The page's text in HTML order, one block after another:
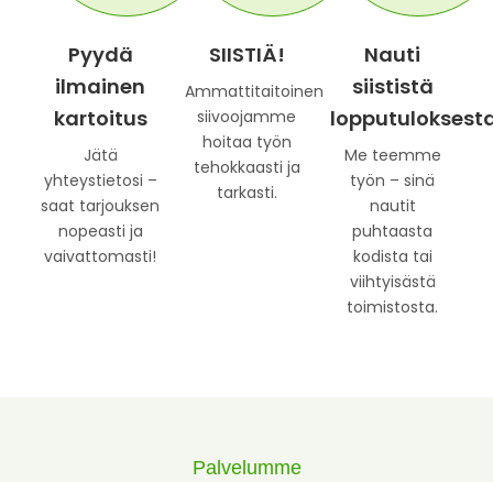
Pyydä
ilmainen
kartoitus
Jätä
yhteystietosi –
saat tarjouksen
nopeasti ja
vaivattomasti!
SIISTIÄ!
Ammattitaitoinen
siivoojamme
hoitaa työn
tehokkaasti ja
tarkasti.
Nauti
siististä
Me teemme
työn – sinä
nautit
puhtaasta
kodista tai
viihtyisästä
toimistosta.
Palvelumme